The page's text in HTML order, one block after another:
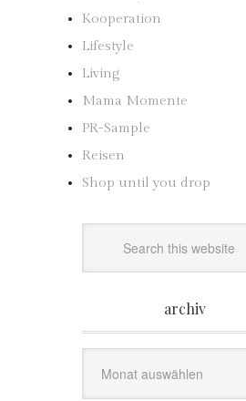
Kooperation
Lifestyle
Living
Mama Momente
PR-Sample
Reisen
Shop until you drop
archiv